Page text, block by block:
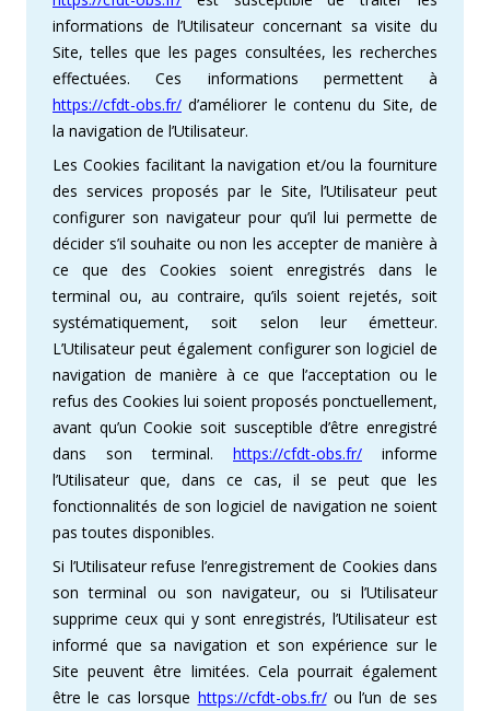
informations de l’Utilisateur concernant sa visite du
Site, telles que les pages consultées, les recherches
effectuées. Ces informations permettent à
https://cfdt-obs.fr/ d’améliorer le contenu du Site, de
la navigation de l’Utilisateur.
Les Cookies facilitant la navigation et/ou la fourniture
des services proposés par le Site, l’Utilisateur peut
configurer son navigateur pour qu’il lui permette de
décider s’il souhaite ou non les accepter de manière à
ce que des Cookies soient enregistrés dans le
terminal ou, au contraire, qu’ils soient rejetés, soit
systématiquement, soit selon leur émetteur.
L’Utilisateur peut également configurer son logiciel de
navigation de manière à ce que l’acceptation ou le
refus des Cookies lui soient proposés ponctuellement,
avant qu’un Cookie soit susceptible d’être enregistré
dans son terminal. https://cfdt-obs.fr/ informe
l’Utilisateur que, dans ce cas, il se peut que les
fonctionnalités de son logiciel de navigation ne soient
pas toutes disponibles.
Si l’Utilisateur refuse l’enregistrement de Cookies dans
son terminal ou son navigateur, ou si l’Utilisateur
supprime ceux qui y sont enregistrés, l’Utilisateur est
informé que sa navigation et son expérience sur le
Site peuvent être limitées. Cela pourrait également
être le cas lorsque https://cfdt-obs.fr/ou l’un de ses